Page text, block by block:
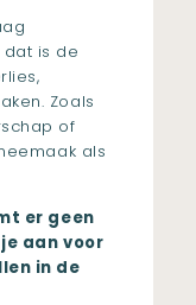
dat is de
Zoals
of
als
er geen
aan voor
in de